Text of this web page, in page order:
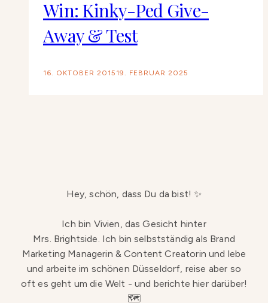
Win: Kinky-Ped Give-
Away & Test
16. OKTOBER 2015 19. FEBRUAR 2025
Hey, schön, dass Du da bist! ✨
Ich bin Vivien, das Gesicht hinter
Mrs. Brightside. Ich bin selbstständig als Brand
Marketing Managerin & Content Creatorin und lebe
und arbeite im schönen Düsseldorf, reise aber so
oft es geht um die Welt - und berichte hier darüber!
🗺️